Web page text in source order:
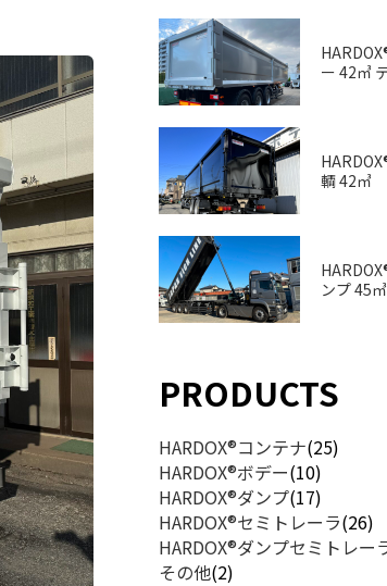
ー 42㎥
輌 42㎥
ンプ 45㎥
PRODUCTS
HARDOX®コンテナ(25)
HARDOX®ボデー(10)
HARDOX®ダンプ(17)
HARDOX®セミトレーラ(26)
HARDOX®ダンプセミトレー
その他(2)